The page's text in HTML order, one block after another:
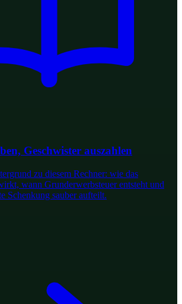
Geschwister auszahlen
zu diesem Rechner: wie das
wann Grunderwerbsteuer entsteht und
Schenkung sauber aufteilt.